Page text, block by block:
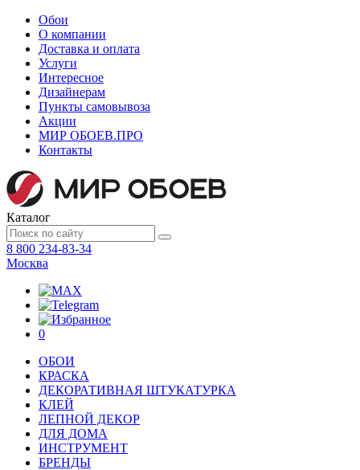
Обои
О компании
Доставка и оплата
Услуги
Интересное
Дизайнерам
Пункты самовывоза
Акции
МИР ОБОЕВ.ПРО
Контакты
Каталог
8 800 234-83-34
Москва
0
ОБОИ
КРАСКА
ДЕКОРАТИВНАЯ ШТУКАТУРКА
КЛЕЙ
ЛЕПНОЙ ДЕКОР
ДЛЯ ДОМА
ИНСТРУМЕНТ
БРЕНДЫ